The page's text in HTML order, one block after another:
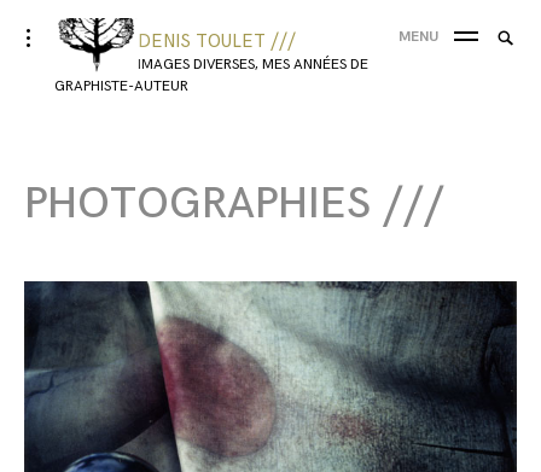
DENIS TOULET ///
IMAGES DIVERSES, MES ANNÉES DE
GRAPHISTE-AUTEUR
MENU
PHOTOGRAPHIES ///